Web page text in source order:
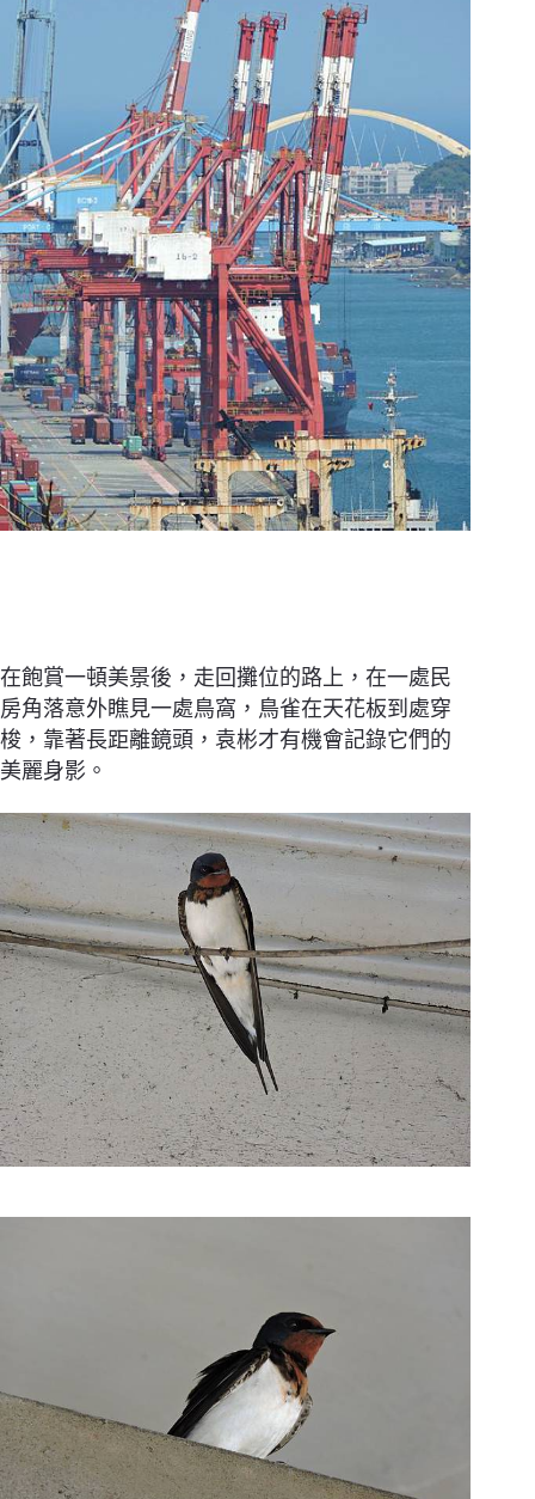
在飽賞一頓美景後，走回攤位的路上，在一處民
房角落意外瞧見一處鳥窩，鳥雀在天花板到處穿
梭，靠著長距離鏡頭，袁彬才有機會記錄它們的
美麗身影。